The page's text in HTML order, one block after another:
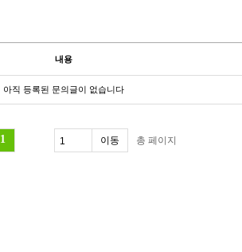
내용
아직 등록된 문의글이 없습니다
1 총 페이지